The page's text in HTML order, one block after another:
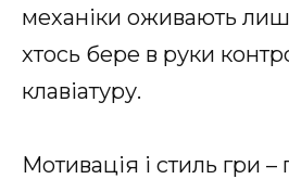
механіки оживають
хтось бере в руки
клавіатуру.
Мотивація і стиль гри